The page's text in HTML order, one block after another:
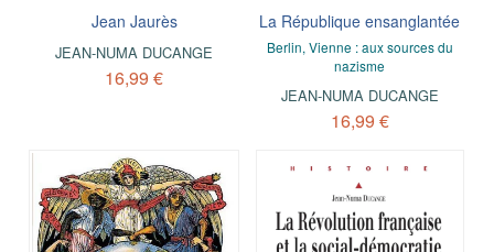
Jean Jaurès
JEAN-NUMA DUCANGE
16,99 €
La République ensanglantée
Berlin, Vienne : aux sources du
nazisme
JEAN-NUMA DUCANGE
16,99 €